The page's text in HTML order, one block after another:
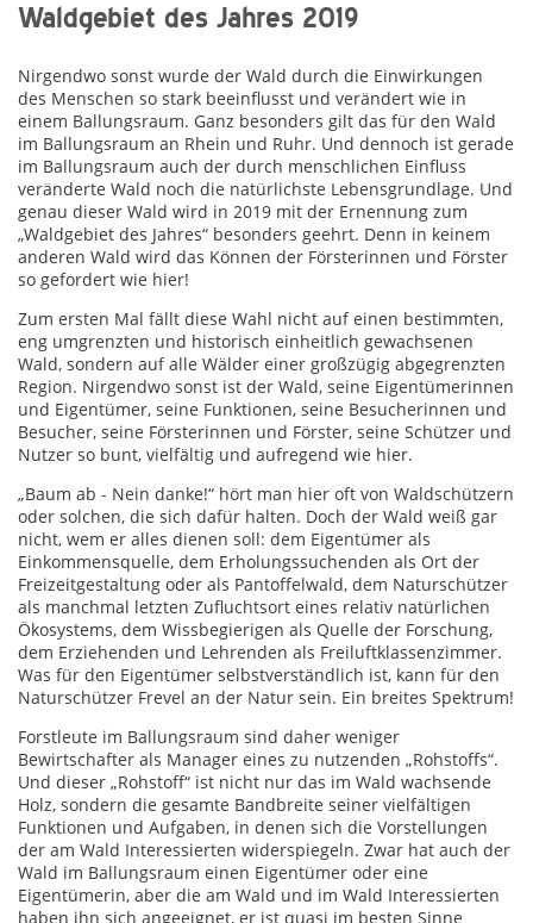
Waldgebiet des Jahres 2019
Nirgendwo sonst wurde der Wald durch die Einwirkungen
des Menschen so stark beeinflusst und verändert wie in
einem Ballungsraum. Ganz besonders gilt das für den Wald
im Ballungsraum an Rhein und Ruhr. Und dennoch ist gerade
im Ballungsraum auch der durch menschlichen Einfluss
veränderte Wald noch die natürlichste Lebensgrundlage. Und
genau dieser Wald wird in 2019 mit der Ernennung zum
„Waldgebiet des Jahres“ besonders geehrt. Denn in keinem
anderen Wald wird das Können der Försterinnen und Förster
so gefordert wie hier!
Zum ersten Mal fällt diese Wahl nicht auf einen bestimmten,
eng umgrenzten und historisch einheitlich gewachsenen
Wald, sondern auf alle Wälder einer großzügig abgegrenzten
Region. Nirgendwo sonst ist der Wald, seine Eigentümerinnen
und Eigentümer, seine Funktionen, seine Besucherinnen und
Besucher, seine Försterinnen und Förster, seine Schützer und
Nutzer so bunt, vielfältig und aufregend wie hier.
„Baum ab - Nein danke!“ hört man hier oft von Waldschützern
oder solchen, die sich dafür halten. Doch der Wald weiß gar
nicht, wem er alles dienen soll: dem Eigentümer als
Einkommensquelle, dem Erholungssuchenden als Ort der
Freizeitgestaltung oder als Pantoffelwald, dem Naturschützer
als manchmal letzten Zufluchtsort eines relativ natürlichen
Ökosystems, dem Wissbegierigen als Quelle der Forschung,
dem Erziehenden und Lehrenden als Freiluftklassenzimmer.
Was für den Eigentümer selbstverständlich ist, kann für den
Naturschützer Frevel an der Natur sein. Ein breites Spektrum!
Forstleute im Ballungsraum sind daher weniger
Bewirtschafter als Manager eines zu nutzenden „Rohstoffs“.
Und dieser „Rohstoff“ ist nicht nur das im Wald wachsende
Holz, sondern die gesamte Bandbreite seiner vielfältigen
Funktionen und Aufgaben, in denen sich die Vorstellungen
der am Wald Interessierten widerspiegeln. Zwar hat auch der
Wald im Ballungsraum einen Eigentümer oder eine
Eigentümerin, aber die am Wald und im Wald Interessierten
haben ihn sich angeeignet, er ist quasi im besten Sinne